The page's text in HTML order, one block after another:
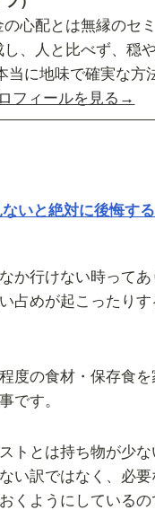
の心配とは無縁のセ
し、人と比べず、穏
当に地味で確実な方
フィールを見る→
ないと絶対に後悔す
か行けない時って
占めが起こったりす
度の食材・保存食
です。
トとは持ち物が少
い訳ではなく、必
くようにしている